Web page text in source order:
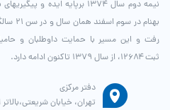
نیمه دوم سال ۱۳۷۴ برپایه ایده
بهنام
رفت و این مسیر با حمایت داوطلبان و
ثبت ۱۲۶۸۴، از سال ۱۳۷۹ تاکنون ادامه دارد.
دفتر مرکزی
تهران، خیابان